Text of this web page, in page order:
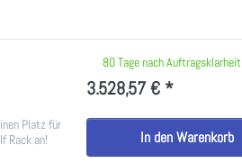
Bewertungen vor.
Platz für
Rack an!
80 Tage nach Auftragsklarheit
3.528,57 € *
In den Warenkorb